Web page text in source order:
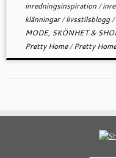
inredningsinspiration/
klänningar/livsstilsblogg/
MODE, SKÖNHET &
Pretty Home/Pretty